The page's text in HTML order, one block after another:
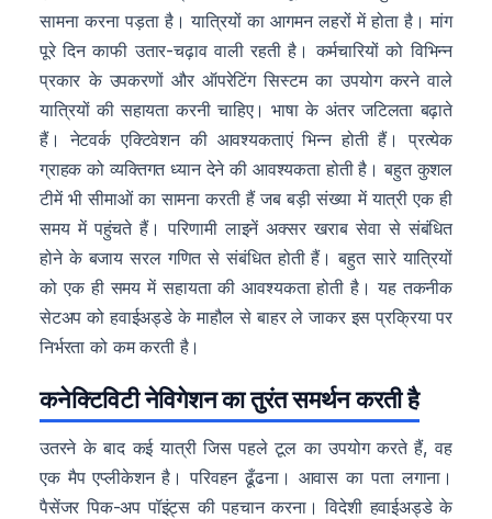
सामना करना पड़ता है। यात्रियों का आगमन लहरों में होता है। मांग
पूरे दिन काफी उतार-चढ़ाव वाली रहती है। कर्मचारियों को विभिन्न
प्रकार के उपकरणों और ऑपरेटिंग सिस्टम का उपयोग करने वाले
यात्रियों की सहायता करनी चाहिए। भाषा के अंतर जटिलता बढ़ाते
हैं। नेटवर्क एक्टिवेशन की आवश्यकताएं भिन्न होती हैं। प्रत्येक
ग्राहक को व्यक्तिगत ध्यान देने की आवश्यकता होती है। बहुत कुशल
टीमें भी सीमाओं का सामना करती हैं जब बड़ी संख्या में यात्री एक ही
समय में पहुंचते हैं। परिणामी लाइनें अक्सर खराब सेवा से संबंधित
होने के बजाय सरल गणित से संबंधित होती हैं। बहुत सारे यात्रियों
को एक ही समय में सहायता की आवश्यकता होती है। यह तकनीक
सेटअप को हवाईअड्डे के माहौल से बाहर ले जाकर इस प्रक्रिया पर
निर्भरता को कम करती है।
कनेक्टिविटी नेविगेशन का तुरंत समर्थन करती है
उतरने के बाद कई यात्री जिस पहले टूल का उपयोग करते हैं, वह
एक मैप एप्लीकेशन है। परिवहन ढूँढना। आवास का पता लगाना।
पैसेंजर पिक-अप पॉइंट्स की पहचान करना। विदेशी हवाईअड्डे के